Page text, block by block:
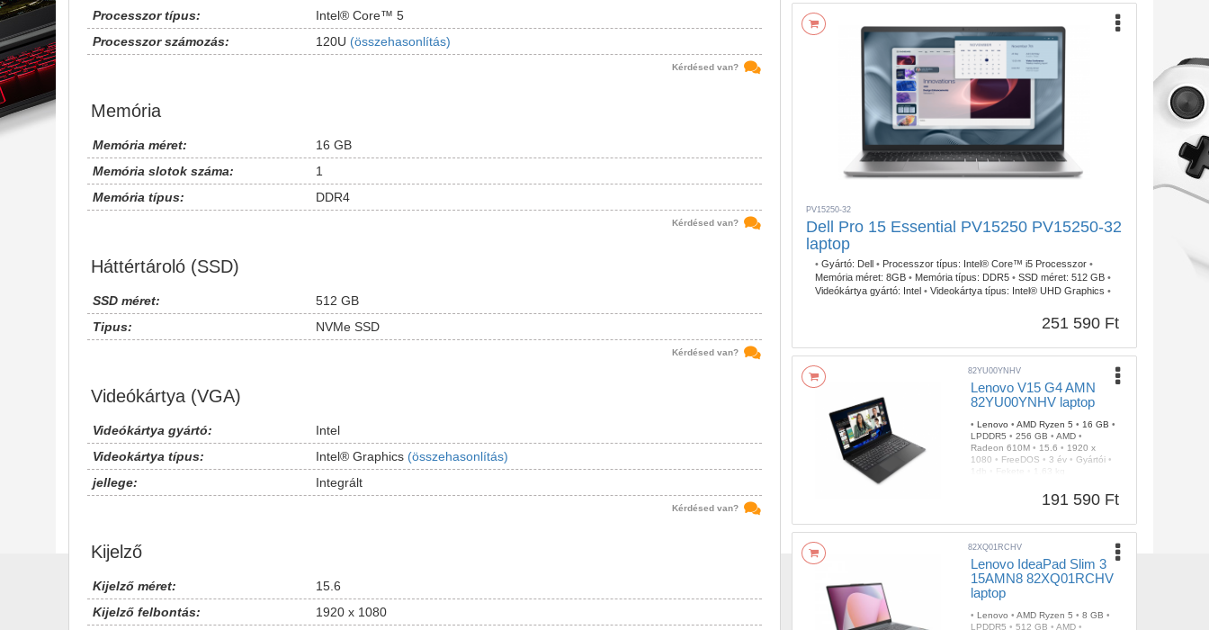
Processzor típus:
Intel® Core™ 5
Processzor számozás:
120U (összehasonlítás)
Kérdésed van?
Memória
Memória méret:
16 GB
Memória slotok száma:
1
Memória típus:
DDR4
Kérdésed van?
Háttértároló (SSD)
SSD méret:
512 GB
Tipus:
NVMe SSD
Kérdésed van?
Videókártya (VGA)
Videókártya gyártó:
Intel
Videokártya típus:
Intel® Graphics (összehasonlítás)
jellege:
Integrált
Kérdésed van?
Kijelző
Kijelző méret:
15.6
Kijelző felbontás:
1920 x 1080
PV15250-32
Dell Pro 15 Essential PV15250 PV15250-32
laptop
• Gyártó: Dell • Processzor típus: Intel® Core™ i5 Processzor •
Memória méret: 8GB • Memória típus: DDR5 • SSD méret: 512 GB •
Videókártya gyártó: Intel • Videokártya típus: Intel® UHD Graphics •
Garancia típusa:
Billentyűzetvilágítás: Igen •
251 590 Ft
82YU00YNHV
Lenovo V15 G4 AMN
82YU00YNHV laptop
• Lenovo • AMD Ryzen 5 • 16 GB •
LPDDR5 • 256 GB • AMD •
Radeon 610M • 15.6 • 1920 x
1080 • FreeDOS • 3 év • Gyártói •
1db
Fekete 1,63 kg
191 590 Ft
82XQ01RCHV
Lenovo IdeaPad Slim 3
15AMN8 82XQ01RCHV
laptop
• Lenovo • AMD Ryzen 5 • 8 GB •
LPDDR5 • 512 GB • AMD •